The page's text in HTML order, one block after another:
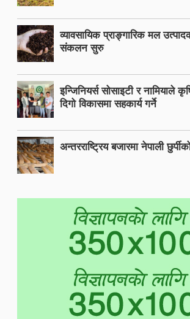
व्यावसायिक प्राङ्गारिक मल
संकलन सुरु
इन्जिनियर्स सोसाइटी र नामियाले
दिगो विकासमा सहकार्य गर्ने
अन्तरराष्ट्रिय बजारमा नेपाली